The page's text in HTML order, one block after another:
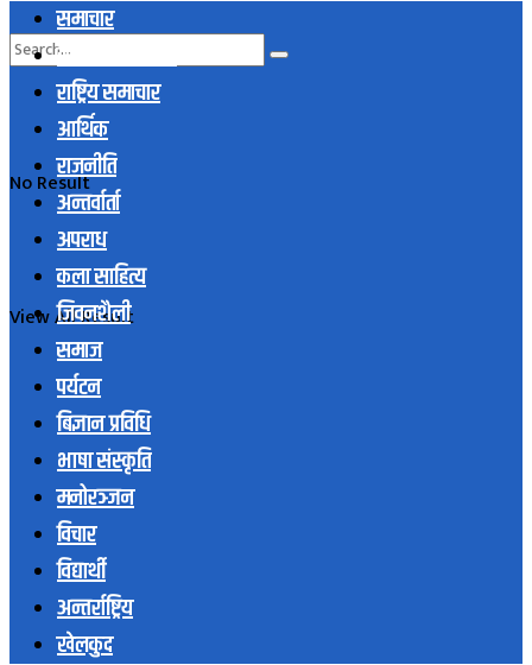
No Result
View All Result
समाचार
स्थानिय समाचार
राष्ट्रिय समाचार
आर्थिक
राजनीति
अन्तर्वार्ता
अपराध
कला साहित्य
जिवनशैली
समाज
पर्यटन
बिज्ञान प्रविधि
भाषा संस्कृति
मनोरञ्जन
विचार
विद्यार्थी
अन्तर्राष्ट्रिय
खेलकुद